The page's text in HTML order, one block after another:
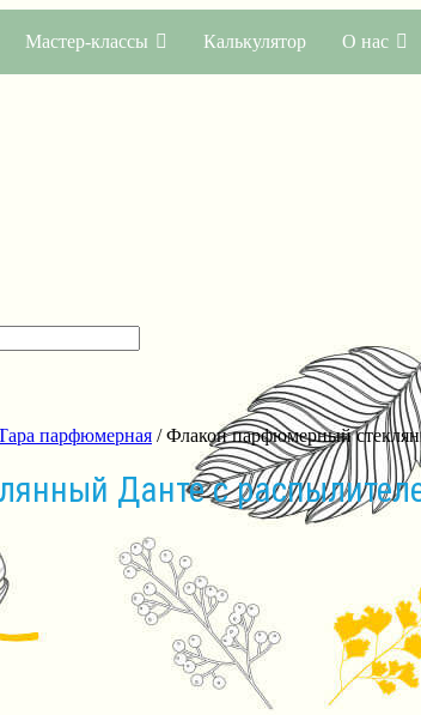
Мастер-классы Калькулятор О нас
парфюмерная / Флакон парфюмерный
Данте с